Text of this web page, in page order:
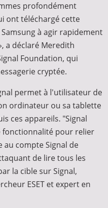
profondément
ont téléchargé cette
à agir rapidement
a déclaré Meredith
Foundation, qui
cryptée.
permet à l'utilisateur de
ordinateur ou sa tablette
ces appareils. "Signal
fonctionnalité pour relier
au compte Signal de
de lire tous les
la cible sur Signal,
ESET et expert en